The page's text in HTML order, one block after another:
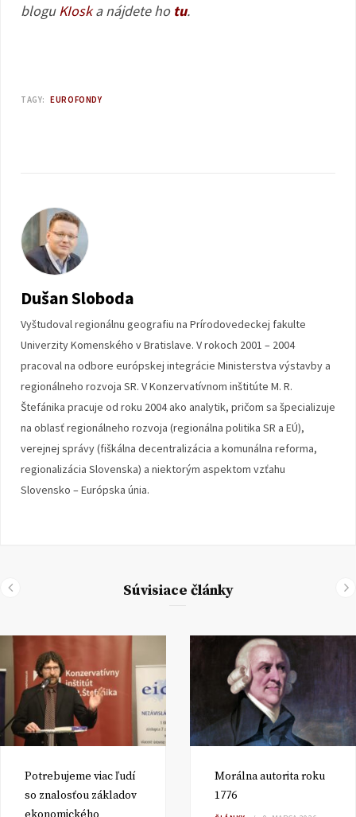
bloguKIoska nájdete ho tu.
TAGY: EUROFONDY
Dušan Sloboda
Vyštudoval regionálnu geografiu na Prírodovedeckej fakulte
Univerzity Komenského v Bratislave. V rokoch 2001 – 2004
pracoval na odbore európskej integrácie Ministerstva výstavby a
regionálneho rozvoja SR. V Konzervatívnom inštitúte M. R.
Štefánika pracuje od roku 2004 ako analytik, pričom sa špecializuje
na oblasť regionálneho rozvoja (regionálna politika SR a EÚ),
verejnej správy (fiškálna decentralizácia a komunálna reforma,
regionalizácia Slovenska) a niektorým aspektom vzťahu
Slovensko – Európska únia.
Súvisiace články
Potrebujeme viac ľudí
so znalosťou základov
Morálna autorita roku
1776